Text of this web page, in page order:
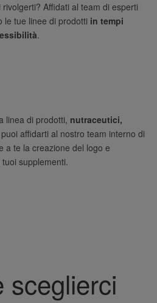
Affidati al team di esperti
le tue linee di prodottiin tempi
.
linea di prodotti, nutraceutici,
puoi affidarti al nostro team interno di
a te la creazione del logo e
supplementi.
sceglierci